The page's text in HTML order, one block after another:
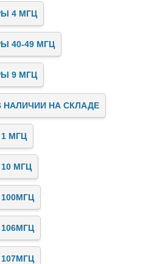
4 МГЦ
40-49 МГЦ
9 МГЦ
НА СКЛАДЕ
МГЦ
МГЦ